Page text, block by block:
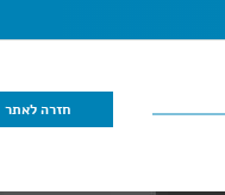
חזרה לאתר